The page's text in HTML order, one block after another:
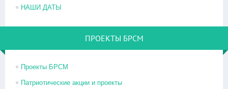
НАШИ ДАТЫ
ПРОЕКТЫ БРСМ
Проекты БРСМ
Патриотические акции и проекты